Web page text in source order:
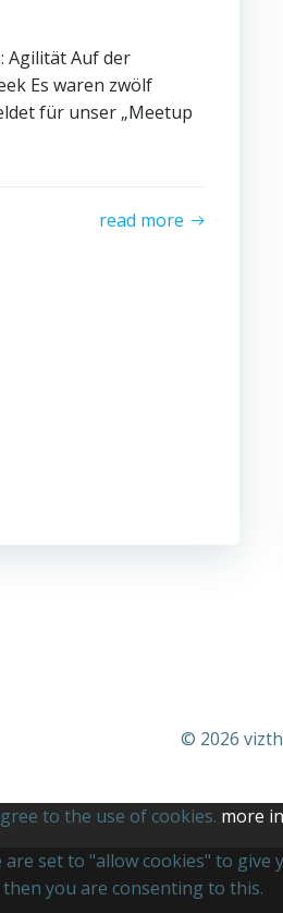
Agilität Auf der
Es waren zwölf
für unser „Meetup
read more
© 2026
to the use of cookies. more
set to "allow cookies" to
you are consenting to this.